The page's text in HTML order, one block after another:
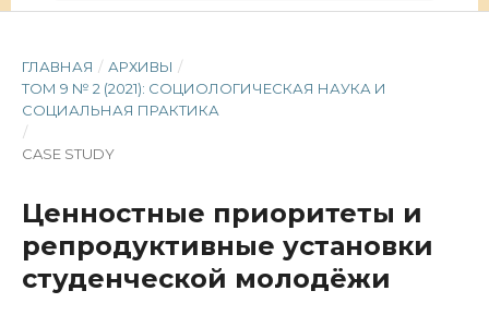
ГЛАВНАЯ / АРХИВЫ /
ТОМ 9 № 2 (2021): СОЦИОЛОГИЧЕСКАЯ НАУКА И
СОЦИАЛЬНАЯ ПРАКТИКА
/
CASE STUDY
Ценностные приоритеты и
репродуктивные установки
студенческой молодёжи